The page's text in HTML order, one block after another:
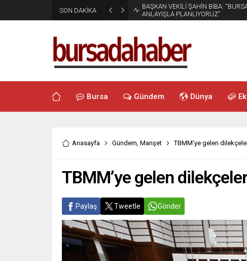
SON DAKİKA
BAŞKAN VEKİLİ ŞAHİN BİBA:
ANLAYIŞLA PLANLIYORUZ”
Bursa Gündem Dünya
Anasayfa Gündem, Manşet TBMM’ye gelen
TBMM’ye gelen
Paylaş Tweetle Gönder